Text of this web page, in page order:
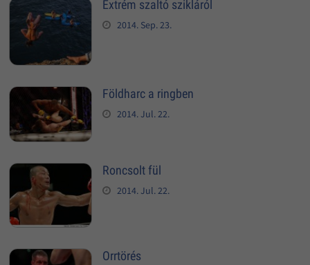
Extrém szaltó szikláról
2014. Sep. 23.
Földharc a ringben
2014. Jul. 22.
Roncsolt fül
2014. Jul. 22.
Orrtörés